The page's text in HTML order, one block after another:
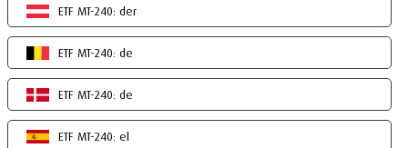
ETF MT-240: der
ETF MT-240: de
ETF MT-240: de
ETF MT-240: el